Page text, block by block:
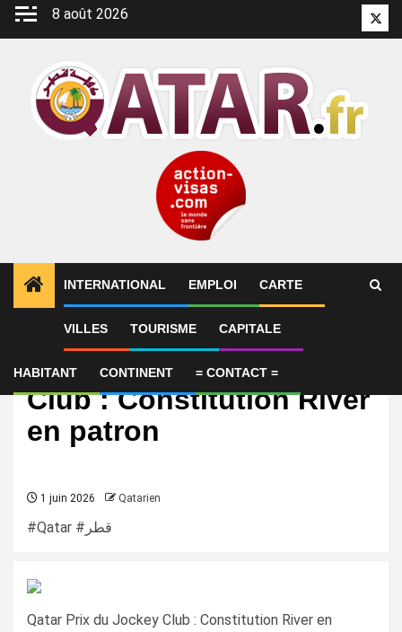
Aller
8 août 2026
INTERNATIONAL EMPLOI CARTE
VILLES TOURISME CAPITALE
HABITANT CONTINENT = CONTACT =
International
Qatar Prix du Jockey
Club : Constitution River
en patron
1 juin 2026 Qatarien
#Qatar #قطر
Qatar Prix du Jockey Club : Constitution River en